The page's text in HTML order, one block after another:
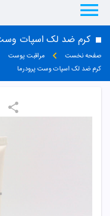
کرم ضد لک اسپات وست
صفحه نخست مراقبت پوست
کرم ضد لک اسپات وست پرودرما